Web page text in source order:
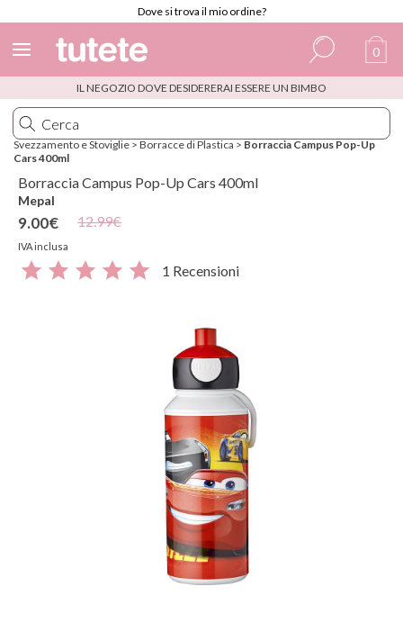
Dove si trova il mio ordine?
Spagnolo
Italiano
Francese
0
IL NEGOZIO DOVE DESIDERERAI ESSERE UN BIMBO
Svezzamento e Stoviglie > Borracce di Plastica > Borraccia Campus Pop-Up
Cars 400ml
Borraccia Campus Pop-Up Cars 400ml
Mepal
9.00€
IVA inclusa
12.99€
1 Recensioni